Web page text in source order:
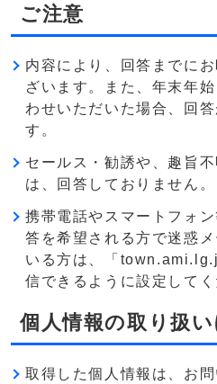
ご注意
内容により、回答までに
ざいます。また、年末年
わせいただいた場合、回
す。
セールス・勧誘や、趣旨
は、回答しておりません。
携帯電話やスマートフォ
答を希望される方で迷惑
いる方は、「
信できるように設定してく
個人情報の取り扱
取得した個人情報は、お